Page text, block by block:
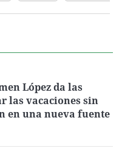
López da las
las vacaciones sin
en una nueva fuente